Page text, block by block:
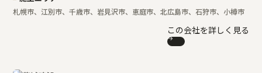
札幌市、江別市、千歳市、岩見沢市、恵庭市、北広島市、石狩市、小樽市
この会社を詳しく見る